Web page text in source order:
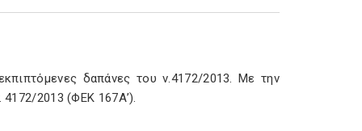
δαπάνες του ν.4172/2013. Με την
4172/2013 (ΦΕΚ 167Α’).